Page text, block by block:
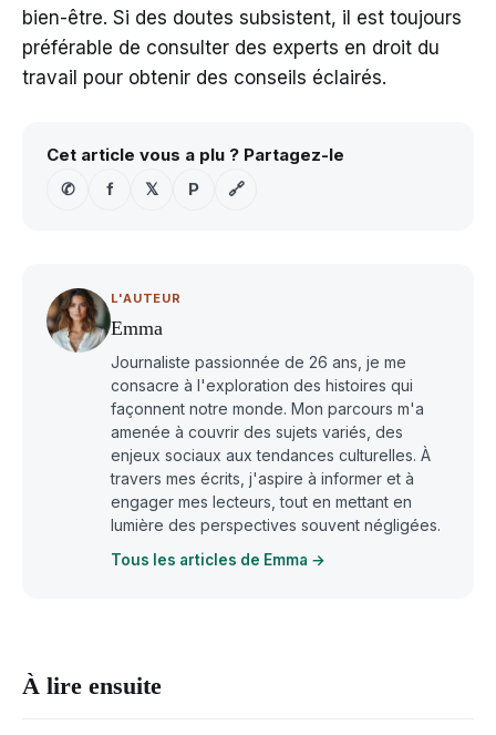
bien-être. Si des doutes subsistent, il est toujours
préférable de consulter des experts en droit du
travail pour obtenir des conseils éclairés.
Cet article vous a plu ? Partagez-le
✆
f 𝕏 P 🔗
L'AUTEUR
Emma
Journaliste passionnée de 26 ans, je me
consacre à l'exploration des histoires qui
façonnent notre monde. Mon parcours m'a
amenée à couvrir des sujets variés, des
enjeux sociaux aux tendances culturelles. À
travers mes écrits, j'aspire à informer et à
engager mes lecteurs, tout en mettant en
lumière des perspectives souvent négligées.
Tous les articles de Emma →
À lire ensuite